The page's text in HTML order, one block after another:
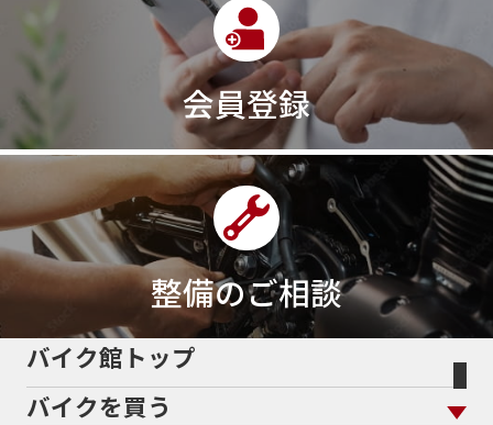
会員登録
整備のご相談
バイク館トップ
バイクを買う